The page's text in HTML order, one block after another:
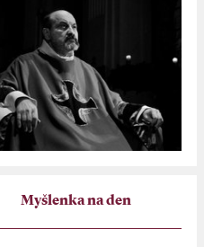
Myšlenka na den